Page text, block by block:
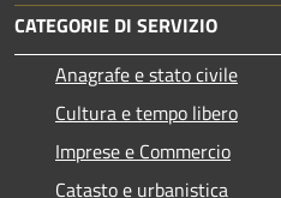
CATEGORIE DI SERVIZIO
Anagrafe e stato civile
Cultura e tempo libero
Imprese e Commercio
Catasto e urbanistica